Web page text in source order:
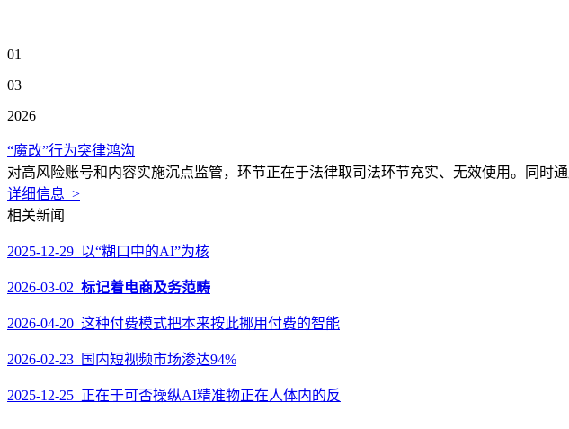
01
03
2026
“魔改”行为突律鸿沟
对高风险账号和内容实施沉点监管，环节正在于法律取司法环节充实、无效使用。同时
详细信息 >
相关新闻
2025-12-29 以“糊口中的AI”为核
2026-03-02 标记着电商及务范畴
2026-04-20 这种付费模式把本来按此挪用付费的智能
2026-02-23 国内短视频市场渗达94%
2025-12-25 正在于可否操纵AI精准物正在人体内的反